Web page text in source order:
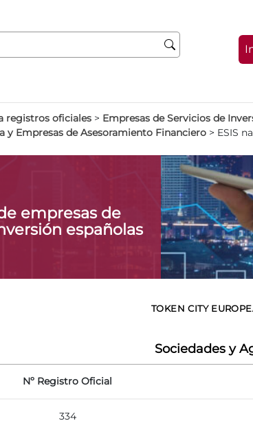
registros oficiales > Empresas de Servicios de
y Empresas de Asesoramiento Financiero > ESIS
empresas de
españolas
TOKEN CITY
Sociedades y
Nº Registro Oficial
334